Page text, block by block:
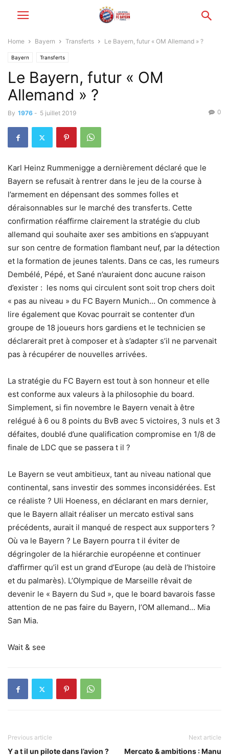
Home Bayern Transferts Le Bayern, futur « OM Allemand » ?
Bayern Transferts
Le Bayern, futur « OM
Allemand » ?
By 1976 - 5 juillet 2019 0
Karl Heinz Rummenigge a dernièrement déclaré que le
Bayern se refusait à rentrer dans le jeu de la course à
l’armement en dépensant des sommes folles et
déraisonnables sur le marché des transferts. Cette
confirmation réaffirme clairement la stratégie du club
allemand qui souhaite axer ses ambitions en s’appuyant
sur son centre de formation flambant neuf, par la détection
et la formation de jeunes talents. Dans ce cas, les rumeurs
Dembélé, Pépé, et Sané n’auraient donc aucune raison
d’exister : les noms qui circulent sont soit trop chers doit
« pas au niveau » du FC Bayern Munich… On commence à
lire également que Kovac pourrait se contenter d’un
groupe de 18 joueurs hors gardiens et le technicien se
déclarerait pret à composer et à s’adapter s’il ne parvenait
pas à récupérer de nouvelles arrivées.
La stratégie du FC Bayern est tout à son honneur et elle
est conforme aux valeurs à la philosophie du board.
Simplement, si fin novembre le Bayern venait à être
relégué à 6 ou 8 points du BvB avec 5 victoires, 3 nuls et 3
défaites, doublé d’une qualification compromise en 1/8 de
finale de LDC que se passera t il ?
Le Bayern se veut ambitieux, tant au niveau national que
continental, sans investir des sommes inconsidérées. Est
ce réaliste ? Uli Hoeness, en déclarant en mars dernier,
que le Bayern allait réaliser un mercato estival sans
précédents, aurait il manqué de respect aux supporters ?
Où va le Bayern ? Le Bayern pourra t il éviter de
dégringoler de la hiérarchie européenne et continuer
d’affirmer qu’il est un grand d’Europe (au delà de l’histoire
et du palmarès). L’Olympique de Marseille rêvait de
devenir le « Bayern du Sud », que le board bavarois fasse
attention de ne pas faire du Bayern, l’OM allemand… Mia
San Mia.
Wait & see
Previous article
Y a t il un pilote dans l’avion ?
Next article
Mercato & ambitions : Manu